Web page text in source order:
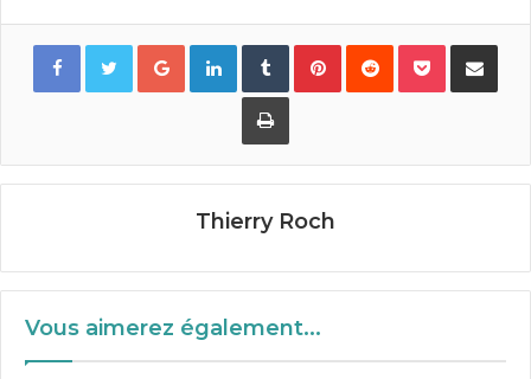
La suite pour décou­vrir L’efficacité du vélo comme
moyen de trans­port c’est surtrustmyscience.com
Google+LinkedInTumblr PinterestReddit Pocket
Imprimer
Thierry Roch
Vous aimerez également...